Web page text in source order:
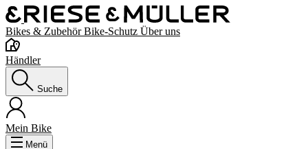
Bikes & ZubehörBike-Schutz Über uns
Händler
Suche
Mein Bike
Menü